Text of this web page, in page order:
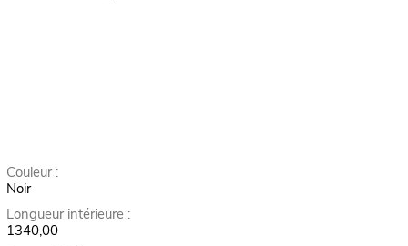
Couleur :
Noir
Longueur intérieure :
1340,00